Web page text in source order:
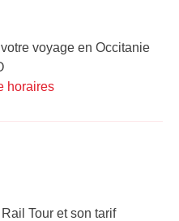
voyage en Occitanie
horaires
Tour et son tarif